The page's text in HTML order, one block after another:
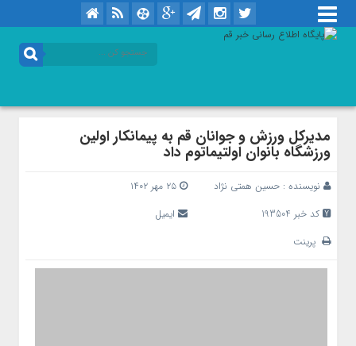
مدیرکل ورزش و جوانان قم به پیمانکار اولین
ورزشگاه بانوان اولتیماتوم داد
نویسنده : حسین همتی نژاد
۲۵ مهر ۱۴۰۲
کد خبر 193504
ایمیل
پرینت